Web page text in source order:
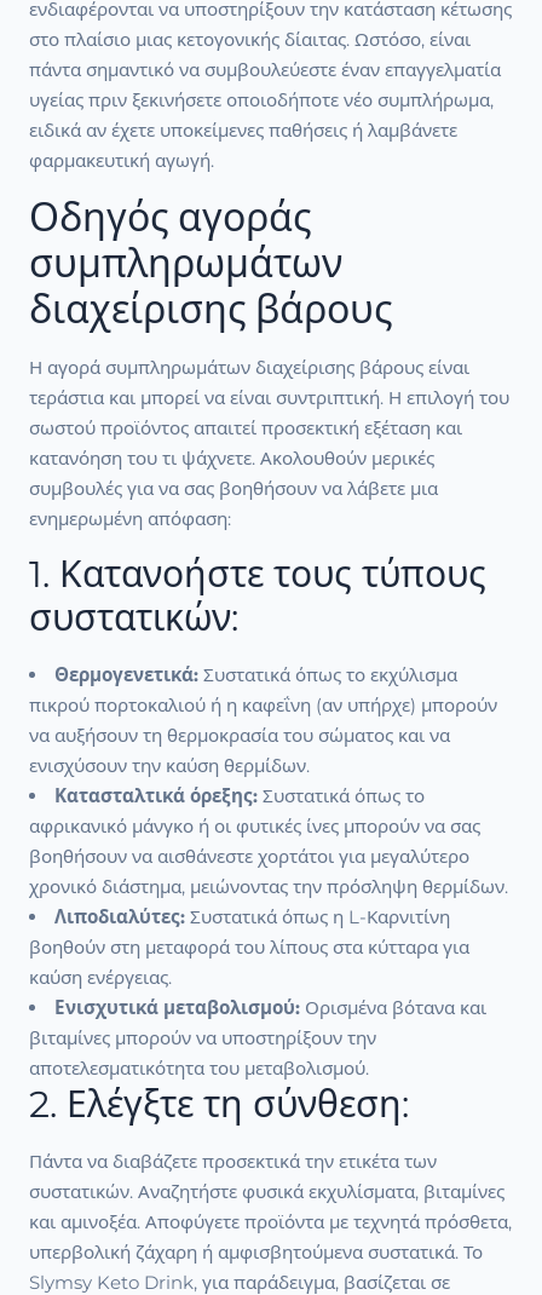
ενδιαφέρονται να υποστηρίξουν την κατάσταση κέτωσης
στο πλαίσιο μιας κετογονικής δίαιτας. Ωστόσο, είναι
πάντα σημαντικό να συμβουλεύεστε έναν επαγγελματία
υγείας πριν ξεκινήσετε οποιοδήποτε νέο συμπλήρωμα,
ειδικά αν έχετε υποκείμενες παθήσεις ή λαμβάνετε
φαρμακευτική αγωγή.
Οδηγός αγοράς
συμπληρωμάτων
διαχείρισης βάρους
Η αγορά συμπληρωμάτων διαχείρισης βάρους είναι
τεράστια και μπορεί να είναι συντριπτική. Η επιλογή του
σωστού προϊόντος απαιτεί προσεκτική εξέταση και
κατανόηση του τι ψάχνετε. Ακολουθούν μερικές
συμβουλές για να σας βοηθήσουν να λάβετε μια
ενημερωμένη απόφαση:
1. Κατανοήστε τους τύπους
συστατικών:
Θερμογενετικά: Συστατικά όπως το εκχύλισμα
πικρού πορτοκαλιού ή η καφεΐνη (αν υπήρχε) μπορούν
να αυξήσουν τη θερμοκρασία του σώματος και να
ενισχύσουν την καύση θερμίδων.
Κατασταλτικά όρεξης: Συστατικά όπως το
αφρικανικό μάνγκο ή οι φυτικές ίνες μπορούν να σας
βοηθήσουν να αισθάνεστε χορτάτοι για μεγαλύτερο
χρονικό διάστημα, μειώνοντας την πρόσληψη θερμίδων.
Λιποδιαλύτες: Συστατικά όπως η L-Καρνιτίνη
βοηθούν στη μεταφορά του λίπους στα κύτταρα για
καύση ενέργειας.
Ενισχυτικά μεταβολισμού: Ορισμένα βότανα και
βιταμίνες μπορούν να υποστηρίξουν την
αποτελεσματικότητα του μεταβολισμού.
2. Ελέγξτε τη σύνθεση:
Πάντα να διαβάζετε προσεκτικά την ετικέτα των
συστατικών. Αναζητήστε φυσικά εκχυλίσματα, βιταμίνες
και αμινοξέα. Αποφύγετε προϊόντα με τεχνητά πρόσθετα,
υπερβολική ζάχαρη ή αμφισβητούμενα συστατικά. Το
Slymsy Keto Drink, για παράδειγμα, βασίζεται σε